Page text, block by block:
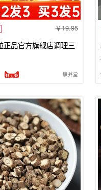
19.95
正品官方旗舰店调理三
朕养堂